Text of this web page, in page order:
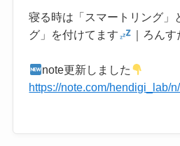
寝る時は「スマートリング」
グ」を付けてます
｜ろん
note更新しました
https://note.com/hendigi_lab/